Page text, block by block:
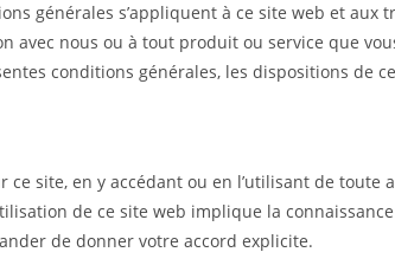
générales s’appliquent à ce site web et
avec nous ou à tout produit ou service que
conditions générales, les dispositions de
ce site, en y accédant ou en l’utilisant de
de ce site web implique la
de donner votre accord explicite.